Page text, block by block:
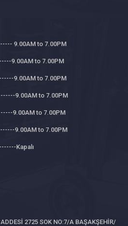
9.00AM to 7.00PM
9.00AM to 7.00PM
9.00AM to 7.00PM
9.00AM to 7.00PM
9.00AM to 7.00PM
9.00AM to 7.00PM
Kapalı
2725 SOK NO:7/A BAŞAKŞEHİR/